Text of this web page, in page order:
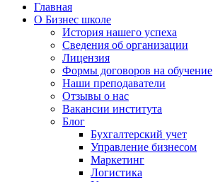
Главная
О Бизнес школе
История нашего успеха
Cведения об организации
Лицензия
Формы договоров на обучение
Наши преподаватели
Отзывы о нас
Вакансии института
Блог
Бухгалтерский учет
Управление бизнесом
Маркетинг
Логистика